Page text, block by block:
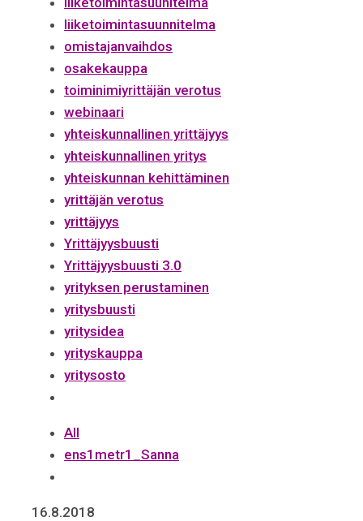
liiketoimintasuunnitelma
omistajanvaihdos
osakekauppa
toiminimiyrittäjän verotus
webinaari
yhteiskunnallinen yrittäjyys
yhteiskunnallinen yritys
yhteiskunnan kehittäminen
yrittäjän verotus
yrittäjyys
Yrittäjyysbuusti
Yrittäjyysbuusti 3.0
yrityksen perustaminen
yritysbuusti
yritysidea
yrityskauppa
yritysosto
All
ens1metr1_Sanna
16.8.2018